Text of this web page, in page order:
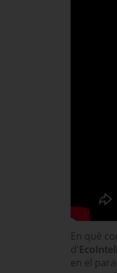
En què
d'
en el